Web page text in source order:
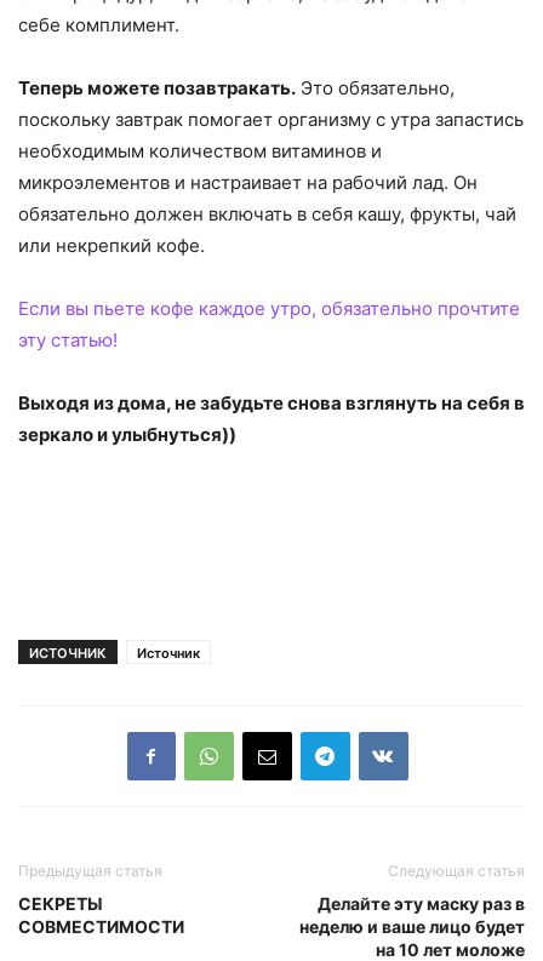
себе комплимент.
Теперь можете позавтракать. Это обязательно,
поскольку завтрак помогает организму с утра запастись
необходимым количеством витаминов и
микроэлементов и настраивает на рабочий лад. Он
обязательно должен включать в себя кашу, фрукты, чай
или некрепкий кофе.
Если вы пьете кофе каждое утро, обязательно прочтите
эту статью!
Выходя из дома, не забудьте снова взглянуть на себя в
зеркало и улыбнуться))
ИСТОЧНИК Источник
Предыдущая статья
СЕКРЕТЫ
СОВМЕСТИМОСТИ
Следующая статья
Делайте эту маску раз в
неделю и ваше лицо будет
на 10 лет моложе